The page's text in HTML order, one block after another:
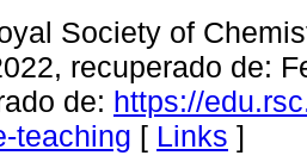
Society of
recuperado de:
de: https://
teaching [ Links ]